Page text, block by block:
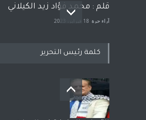
قلم : محمد فؤاد زيد الكيلاني
آراء حرة 18 فبراير، 2023
بعد معارك قضائية طاحنة كتب
وترافع فيها بنفسه مرة اخرى..
الشيخ طارق يوسف يقهر
كلمة رئيس التحرير